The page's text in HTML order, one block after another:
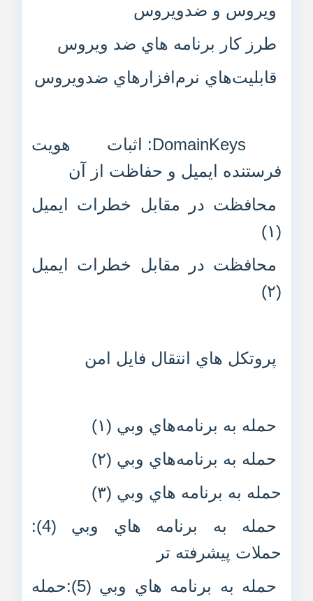
ويروس و ضدويروس
طرز کار برنامه هاي ضد ويروس
قابليت‌هاي نرم‌افزارهاي ضدويروس
DomainKeys: اثبات هويت
فرستنده ايميل و حفاظت از آن
محافظت در مقابل خطرات ايميل
(۱)
محافظت در مقابل خطرات ايميل
(۲)
پروتکل هاي انتقال فايل امن
حمله به برنامه‌هاي وبي (۱)
حمله به برنامه‌هاي وبي (۲)
حمله به برنامه هاي وبي (۳)
حمله به برنامه هاي وبي (4):
حملات پيشرفته تر
حمله به برنامه هاي وبي (5):حمله